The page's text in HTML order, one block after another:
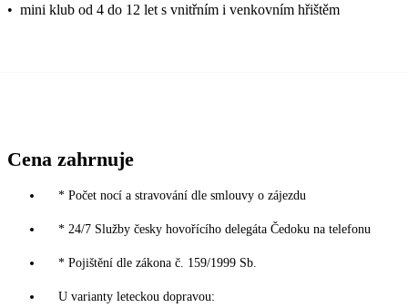
• mini klub od 4 do 12 let s vnitřním i venkovním hřištěm
Cena zahrnuje
* Počet nocí a stravování dle smlouvy o zájezdu
* 24/7 Služby česky hovořícího delegáta Čedoku na telefonu
* Pojištění dle zákona č. 159/1999 Sb.
U varianty leteckou dopravou: